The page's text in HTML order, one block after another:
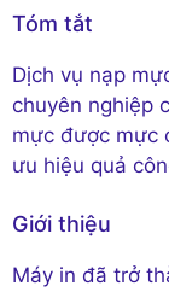
Tóm tắt
Dịch vụ nạp
chuyên nghiệp
mực được mực
ưu hiệu quả
Giới thiệu
Máy in đã trở